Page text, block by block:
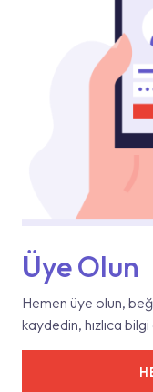
Üye Olun
Hemen üye olun,
kaydedin, hızlıca bilgi